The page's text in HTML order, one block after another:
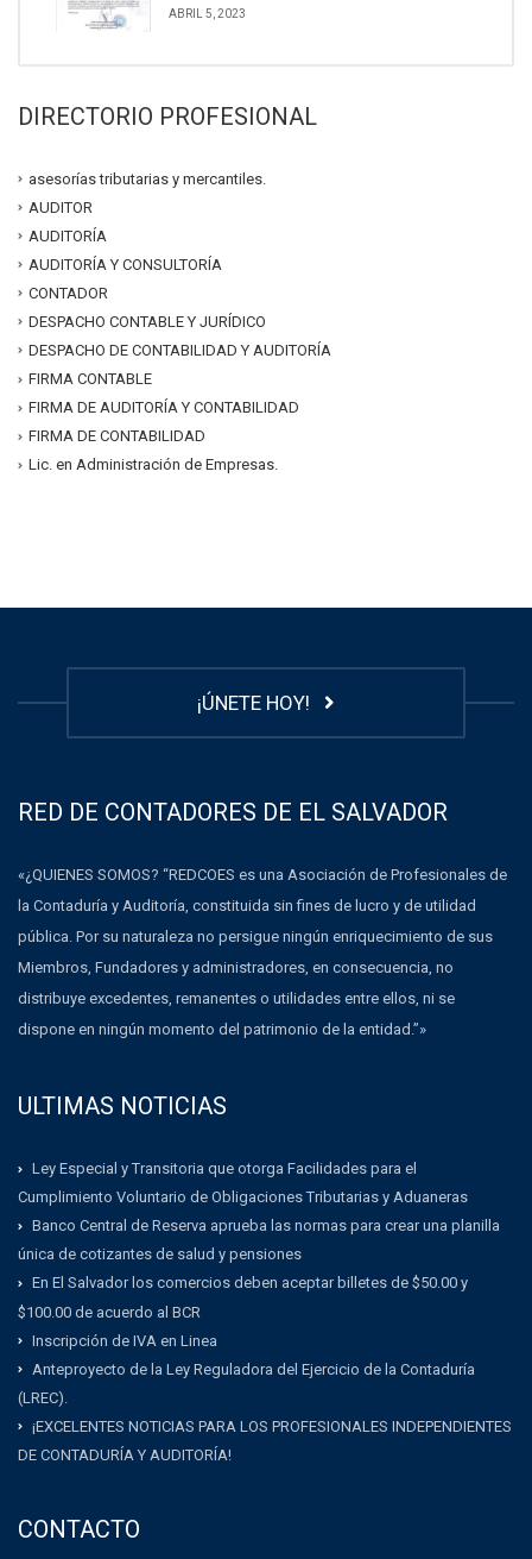
ABRIL 5, 2023
DIRECTORIO PROFESIONAL
asesorías tributarias y mercantiles.
AUDITOR
AUDITORÍA
AUDITORÍA Y CONSULTORÍA
CONTADOR
DESPACHO CONTABLE Y JURÍDICO
DESPACHO DE CONTABILIDAD Y AUDITORÍA
FIRMA CONTABLE
FIRMA DE AUDITORÍA Y CONTABILIDAD
FIRMA DE CONTABILIDAD
Lic. en Administración de Empresas.
¡ÚNETE HOY!
RED DE CONTADORES DE EL SALVADOR
«¿QUIENES SOMOS? “REDCOES es una Asociación de Profesionales de
la Contaduría y Auditoría, constituida sin fines de lucro y de utilidad
pública. Por su naturaleza no persigue ningún enriquecimiento de sus
Miembros, Fundadores y administradores, en consecuencia, no
distribuye excedentes, remanentes o utilidades entre ellos, ni se
dispone en ningún momento del patrimonio de la entidad.”»
ULTIMAS NOTICIAS
Ley Especial y Transitoria que otorga Facilidades para el
Cumplimiento Voluntario de Obligaciones Tributarias y Aduaneras
Banco Central de Reserva aprueba las normas para crear una planilla
única de cotizantes de salud y pensiones
En El Salvador los comercios deben aceptar billetes de $50.00 y
$100.00 de acuerdo al BCR
Inscripción de IVA en Linea
Anteproyecto de la Ley Reguladora del Ejercicio de la Contaduría
(LREC).
¡EXCELENTES NOTICIAS PARA LOS PROFESIONALES INDEPENDIENTES
DE CONTADURÍA Y AUDITORÍA!
CONTACTO